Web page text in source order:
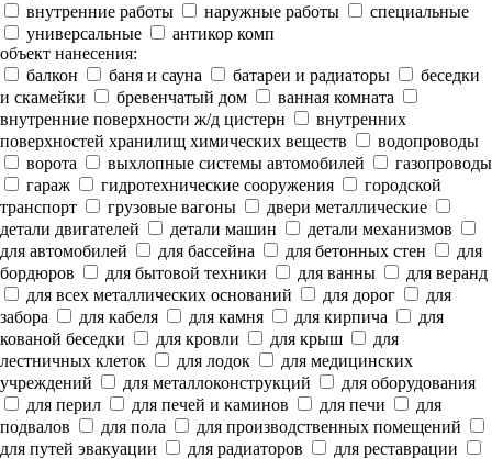
внутренние работы
наружные работы
специальные
универсальные
антикор комп
объект нанесения:
балкон
баня и сауна батареи и радиаторы
беседки
и скамейки
бревенчатый дом
ванная комната
внутренние поверхности ж/д цистерн
внутренних
поверхностей хранилищ химических веществ
водопроводы
ворота
выхлопные системы автомобилей
газопроводы
гараж
гидротехнические сооружения
городской
транспорт
грузовые вагоны
двери металлические
детали двигателей
детали машин
детали механизмов
для автомобилей
для бассейна для бетонных стен
для
бордюров
для бытовой техники для ванны
для веранд
для всех металлических оснований
для дорог
для
забора
для кабеля для камня для кирпича
для
кованой беседки
для кровли для крыш
для
лестничных клеток
для лодок
для медицинских
учреждений
для металлоконструкций
для оборудования
для перил
для печей и каминов для печи
для
подвалов
для пола
для производственных помещений
для путей эвакуации
для радиаторов
для реставрации